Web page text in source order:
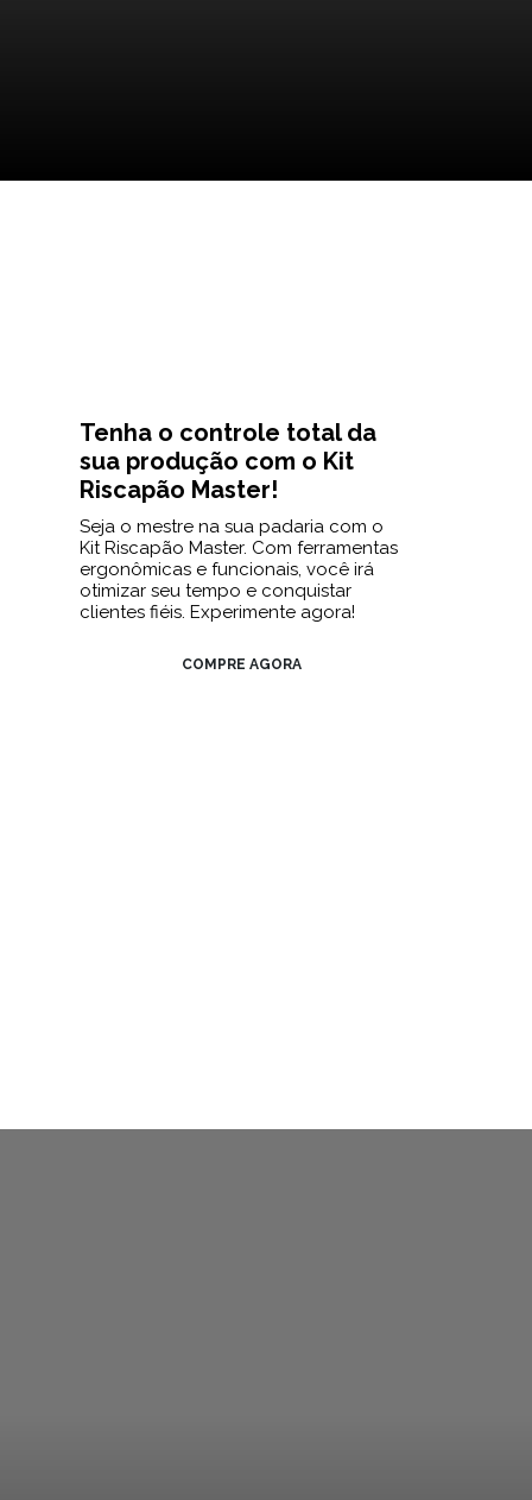
Tenha o controle total da
sua produção com o Kit
Riscapão Master!
Seja o mestre na sua padaria com o
Kit Riscapão Master. Com ferramentas
ergonômicas e funcionais, você irá
otimizar seu tempo e conquistar
clientes fiéis. Experimente agora!
COMPRE AGORA